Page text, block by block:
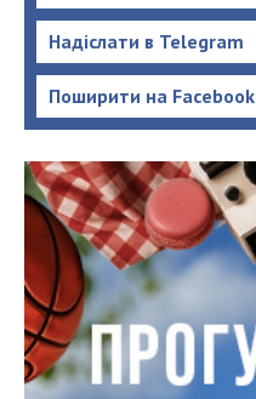
Надіслати в Telegram
Поширити на Facebook